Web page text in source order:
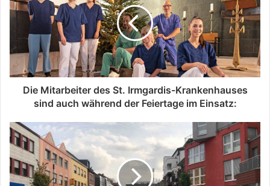
Die Mitarbeiter des St. Irmgardis-Krankenhauses
sind auch während der Feiertage im Einsatz: